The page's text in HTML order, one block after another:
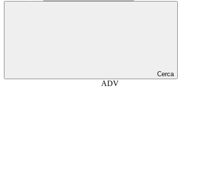
Cerca
ADV